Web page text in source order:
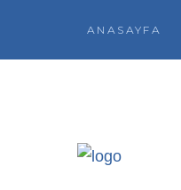
ANASAYFA